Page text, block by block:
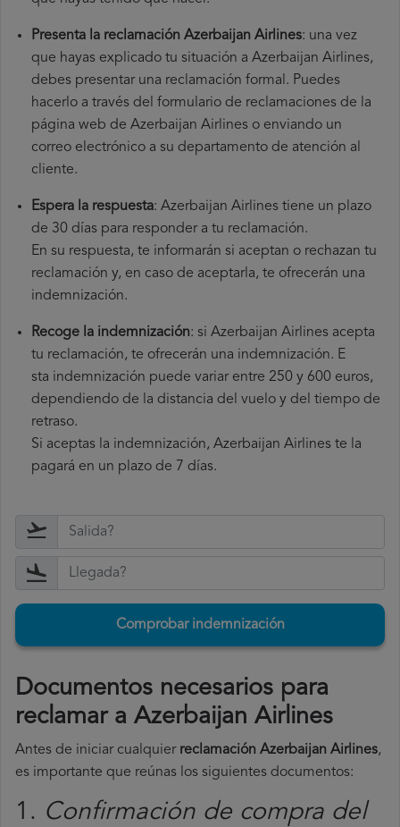
Presenta la reclamación Azerbaijan Airlines: una vez
que hayas explicado tu situación a Azerbaijan Airlines,
debes presentar una reclamación formal. Puedes
hacerlo a través del formulario de reclamaciones de la
página web de Azerbaijan Airlines o enviando un
correo electrónico a su departamento de atención al
cliente.
Espera la respuesta: Azerbaijan Airlines tiene un plazo
de 30 días para responder a tu reclamación.
En su respuesta, te informarán si aceptan o rechazan tu
reclamación y, en caso de aceptarla, te ofrecerán una
indemnización.
Recoge la indemnización: si Azerbaijan Airlines acepta
tu reclamación, te ofrecerán una indemnización. E
sta indemnización puede variar entre 250 y 600 euros,
dependiendo de la distancia del vuelo y del tiempo de
retraso.
Si aceptas la indemnización, Azerbaijan Airlines te la
pagará en un plazo de 7 días.
Comprobar indemnización
Documentos necesarios para
reclamar a Azerbaijan Airlines
Antes de iniciar cualquier reclamación Azerbaijan Airlines,
es importante que reúnas los siguientes documentos:
1. Confirmación de compra del